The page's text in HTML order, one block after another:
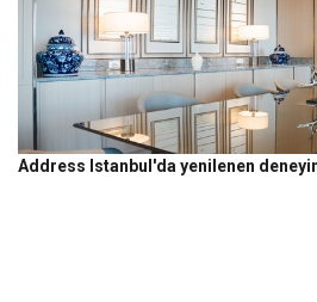
Address Istanbul'da yenilenen